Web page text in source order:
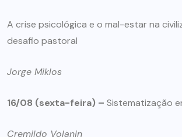
A crise psicológica e o mal-estar na
desafio pastoral
Jorge Miklos
16/08 (sexta-feira) – Sistematização
Cremildo Volanin